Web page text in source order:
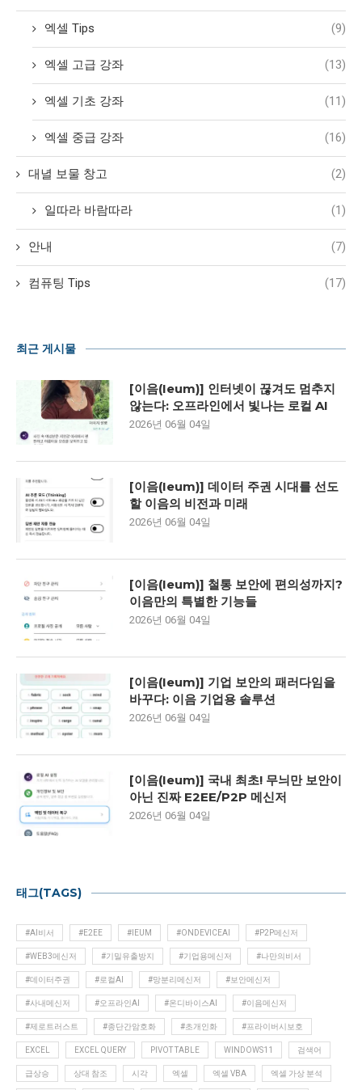
엑셀 Tips (9)
엑셀 고급 강좌 (13)
엑셀 기초 강좌 (11)
엑셀 중급 강좌 (16)
대녈 보물 창고 (2)
일따라 바람따라 (1)
안내 (7)
컴퓨팅 Tips (17)
최근 게시물
[이음(Ieum)] 인터넷이 끊겨도 멈추지
않는다: 오프라인에서 빛나는 로컬 AI
2026년 06월 04일
[이음(Ieum)] 데이터 주권 시대를 선도
할 이음의 비전과 미래
2026년 06월 04일
[이음(Ieum)] 철통 보안에 편의성까지?
이음만의 특별한 기능들
2026년 06월 04일
[이음(Ieum)] 기업 보안의 패러다임을
바꾸다: 이음 기업용 솔루션
2026년 06월 04일
[이음(Ieum)] 국내 최초! 무늬만 보안이
아닌 진짜 E2EE/P2P 메신저
2026년 06월 04일
태그(TAGS)
#AI비서 #E2EE #IEUM #ONDEVICEAI #P2P메신저
#WEB3메신저 #기밀유출방지 #기업용메신저 #나만의비서
#데이터주권 #로컬AI #망분리메신저 #보안메신저
#사내메신저 #오프라인AI #온디바이스AI #이음메신저
#제로트러스트 #종단간암호화 #초개인화 #프라이버시보호
EXCEL EXCEL QUERY PIVOT TABLE WINDOWS11 검색어
급상승 상대 참조 시각 엑셀 엑셀 VBA 엑셀 가상 분석